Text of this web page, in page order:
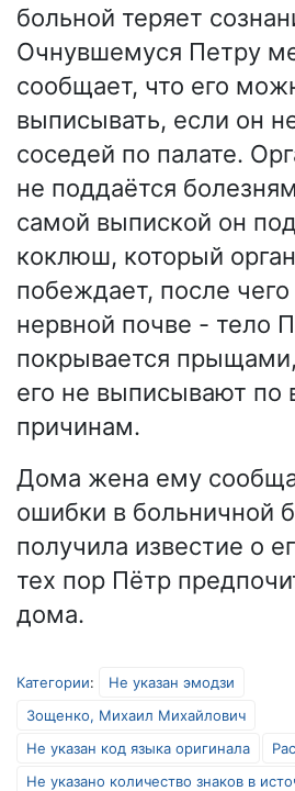
больной теряет
Очнувшемуся Петру
сообщает, что его
выписывать, если он
соседей по палате.
не поддаётся
самой выпиской он
коклюш, который
побеждает, после
нервной почве - тело
покрывается
его не выписывают
причинам.
Дома жена ему
ошибки в больничной
получила известие о
тех пор Пётр
дома.
Категории:
Не указан эмодзи
Зощенко, Михаил Михайлович
Не указан код языка оригинала
Не указано количество знаков в